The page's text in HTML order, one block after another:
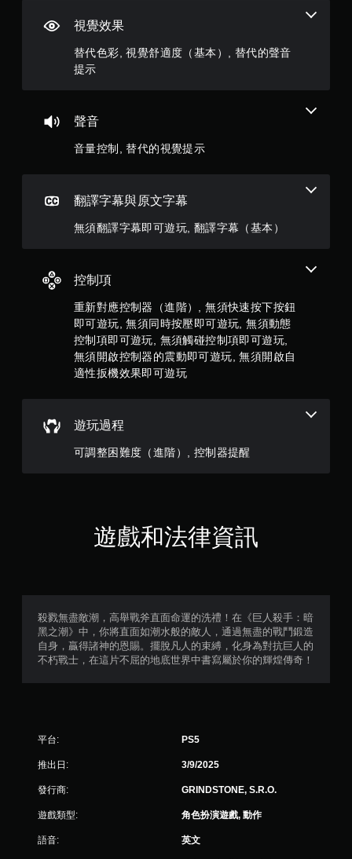
滿
分
顆
，
1
2
8
則
分
視覺效果
替代色彩, 視覺舒適度（基本）, 替代的聲音
提示
聲音
音量控制, 替代的視覺提示
翻譯字幕與原文字幕
無須翻譯字幕即可遊玩, 翻譯字幕（基本）
控制項
重新對應控制器（進階）, 無須快速按下按鈕
即可遊玩, 無須同時按壓即可遊玩, 無須動態
控制項即可遊玩, 無須觸碰控制項即可遊玩,
無須開啟控制器的震動即可遊玩, 無須開啟自
適性扳機效果即可遊玩
遊玩過程
可調整困難度（進階）, 控制器提醒
遊戲和法律資訊
殺戮無盡敵潮，高舉戰斧直面命運的洗禮！在《巨人殺手：暗
黑之潮》中，你將直面如潮水般的敵人，通過無盡的戰鬥鍛造
自身，贏得諸神的恩賜。擺脫凡人的束縛，化身為對抗巨人的
不朽戰士，在這片不屈的地底世界中書寫屬於你的輝煌傳奇！
平台: PS5
推出日: 3/9/2025
發行商: GRINDSTONE, S.R.O.
遊戲類型: 角色扮演遊戲, 動作
語音: 英文